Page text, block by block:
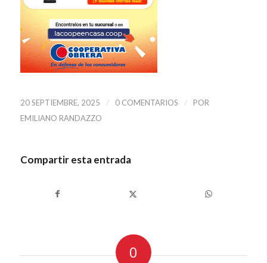
20 SEPTIEMBRE, 2025 / 0 COMENTARIOS /
POR
EMILIANO RANDAZZO
Compartir esta entrada
0